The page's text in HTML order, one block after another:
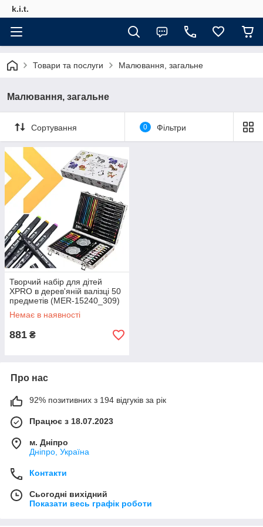
k.i.t.
Товари та послуги Малювання, загальне
Малювання, загальне
Сортування 0 Фільтри
Творчий набір для дітей
XPRO в дерев'яній валізці 50
предметів (MER-15240_309)
Немає в наявності
881 ₴
Про нас
92% позитивних з 194 відгуків за рік
Працює з 18.07.2023
м. Дніпро
Дніпро, Україна
Контакти
Сьогодні вихідний
Показати весь графік роботи